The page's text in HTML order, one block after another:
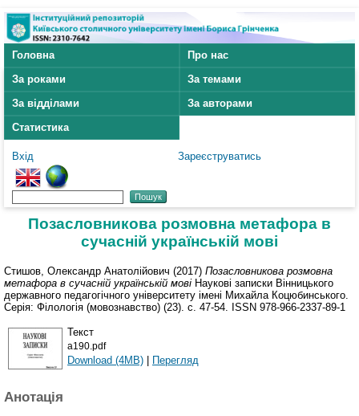
Головна
Про нас
За роками
За темами
За відділами
За авторами
Статистика
Вхід Зареєструватись
Позасловникова розмовна метафора в
сучасній українській мові
Стишов, Олександр Анатолійович (2017) Позасловникова розмовна
метафора в сучасній українській мові Наукові записки Вінницького
державного педагогічного університету імені Михайла Коцюбинського.
Серія: Філологія (мовознавство) (23). с. 47-54. ISSN 978-966-2337-89-1
Текст
a190.pdf
Download (4MB) | Перегляд
Анотація